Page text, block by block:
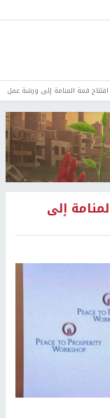
قمة المنامة إلى ورشة عمل
إلى